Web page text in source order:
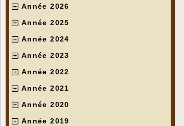
Année 2026
Année 2025
Année 2024
Année 2023
Année 2022
Année 2021
Année 2020
Année 2019